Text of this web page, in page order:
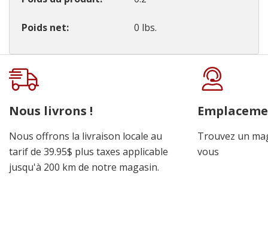
Poids net 0 lbs.
Onglet
personnalisé
Nous livrons !
Nous offrons la livraison locale au
tarif de 39.95$ plus taxes applicable
jusqu'à 200 km de notre magasin.
Trouvez un
vous